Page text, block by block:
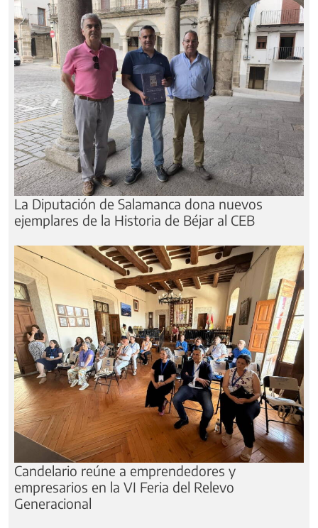
La Diputación de Salamanca dona nuevos
ejemplares de la Historia de Béjar al CEB
Candelario reúne a emprendedores y
empresarios en la VI Feria del Relevo
Generacional